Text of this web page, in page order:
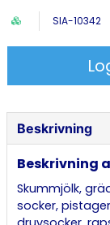
SIA-10342
Beskrivning
Beskrivning
Skummjölk,
socker,